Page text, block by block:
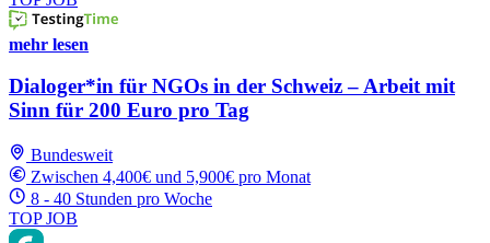
mehr lesen
Dialoger*in für NGOs in der Schweiz – Arbeit mit
Sinn für 200 Euro pro Tag
Bundesweit
Zwischen 4,400€ und 5,900€ pro Monat
8 - 40 Stunden pro Woche
TOP JOB